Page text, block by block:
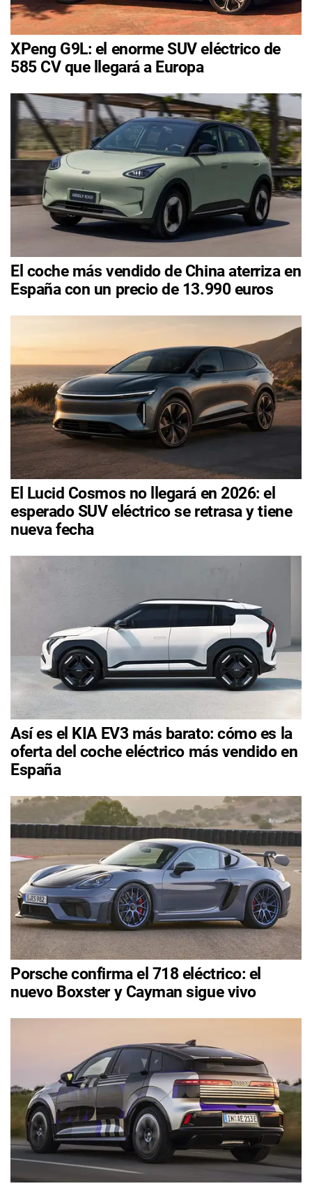
XPeng G9L: el enorme SUV eléctrico de
585 CV que llegará a Europa
El coche más vendido de China aterriza en
España con un precio de 13.990 euros
El Lucid Cosmos no llegará en 2026: el
esperado SUV eléctrico se retrasa y tiene
nueva fecha
Así es el KIA EV3 más barato: cómo es la
oferta del coche eléctrico más vendido en
España
Porsche confirma el 718 eléctrico: el
nuevo Boxster y Cayman sigue vivo